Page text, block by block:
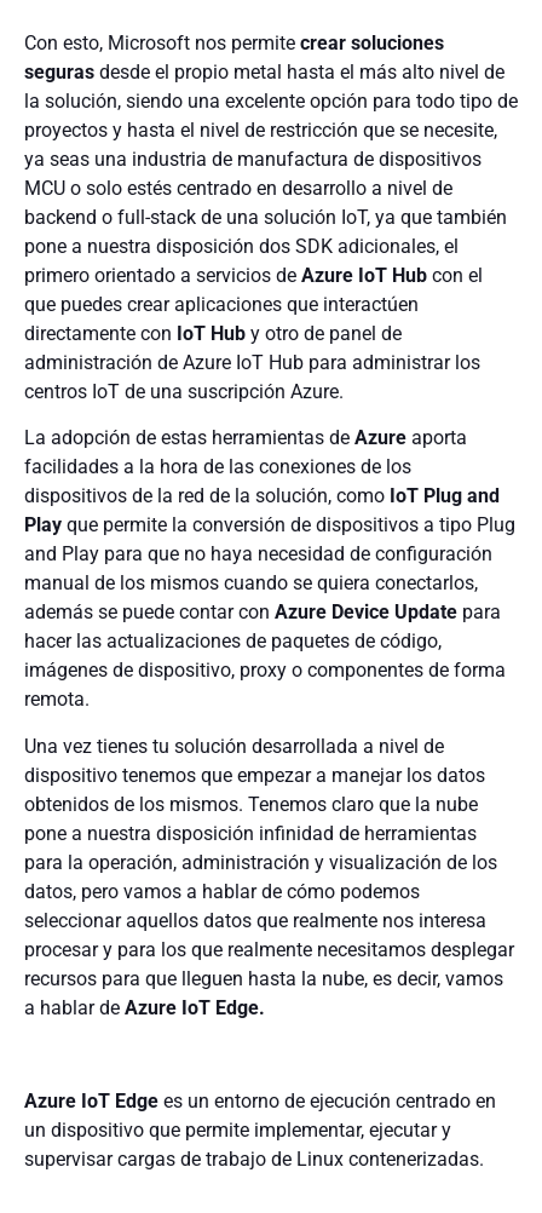
Con esto, Microsoft nos permite crear soluciones
seguras desde el propio metal hasta el más alto nivel de
la solución, siendo una excelente opción para todo tipo de
proyectos y hasta el nivel de restricción que se necesite,
ya seas una industria de manufactura de dispositivos
MCU o solo estés centrado en desarrollo a nivel de
backend o full-stack de una solución IoT, ya que también
pone a nuestra disposición dos SDK adicionales, el
primero orientado a servicios de Azure IoT Hub con el
que puedes crear aplicaciones que interactúen
directamente con IoT Hub y otro de panel de
administración de Azure IoT Hub para administrar los
centros IoT de una suscripción Azure.
La adopción de estas herramientas de Azure aporta
facilidades a la hora de las conexiones de los
dispositivos de la red de la solución, como IoT Plug and
Play que permite la conversión de dispositivos a tipo Plug
and Play para que no haya necesidad de configuración
manual de los mismos cuando se quiera conectarlos,
además se puede contar con Azure Device Update para
hacer las actualizaciones de paquetes de código,
imágenes de dispositivo, proxy o componentes de forma
remota.
Una vez tienes tu solución desarrollada a nivel de
dispositivo tenemos que empezar a manejar los datos
obtenidos de los mismos. Tenemos claro que la nube
pone a nuestra disposición infinidad de herramientas
para la operación, administración y visualización de los
datos, pero vamos a hablar de cómo podemos
seleccionar aquellos datos que realmente nos interesa
procesar y para los que realmente necesitamos desplegar
recursos para que lleguen hasta la nube, es decir, vamos
a hablar de Azure IoT Edge.
Azure IoT Edge es un entorno de ejecución centrado en
un dispositivo que permite implementar, ejecutar y
supervisar cargas de trabajo de Linux contenerizadas.